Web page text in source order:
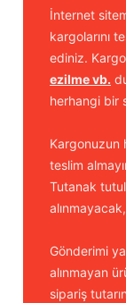
İnternet
kargolarını
ediniz.
ezilme vb.
herhangi bir
Kargonuzun
teslim
Tutanak
Gönderimi
alınmayan
sipariş